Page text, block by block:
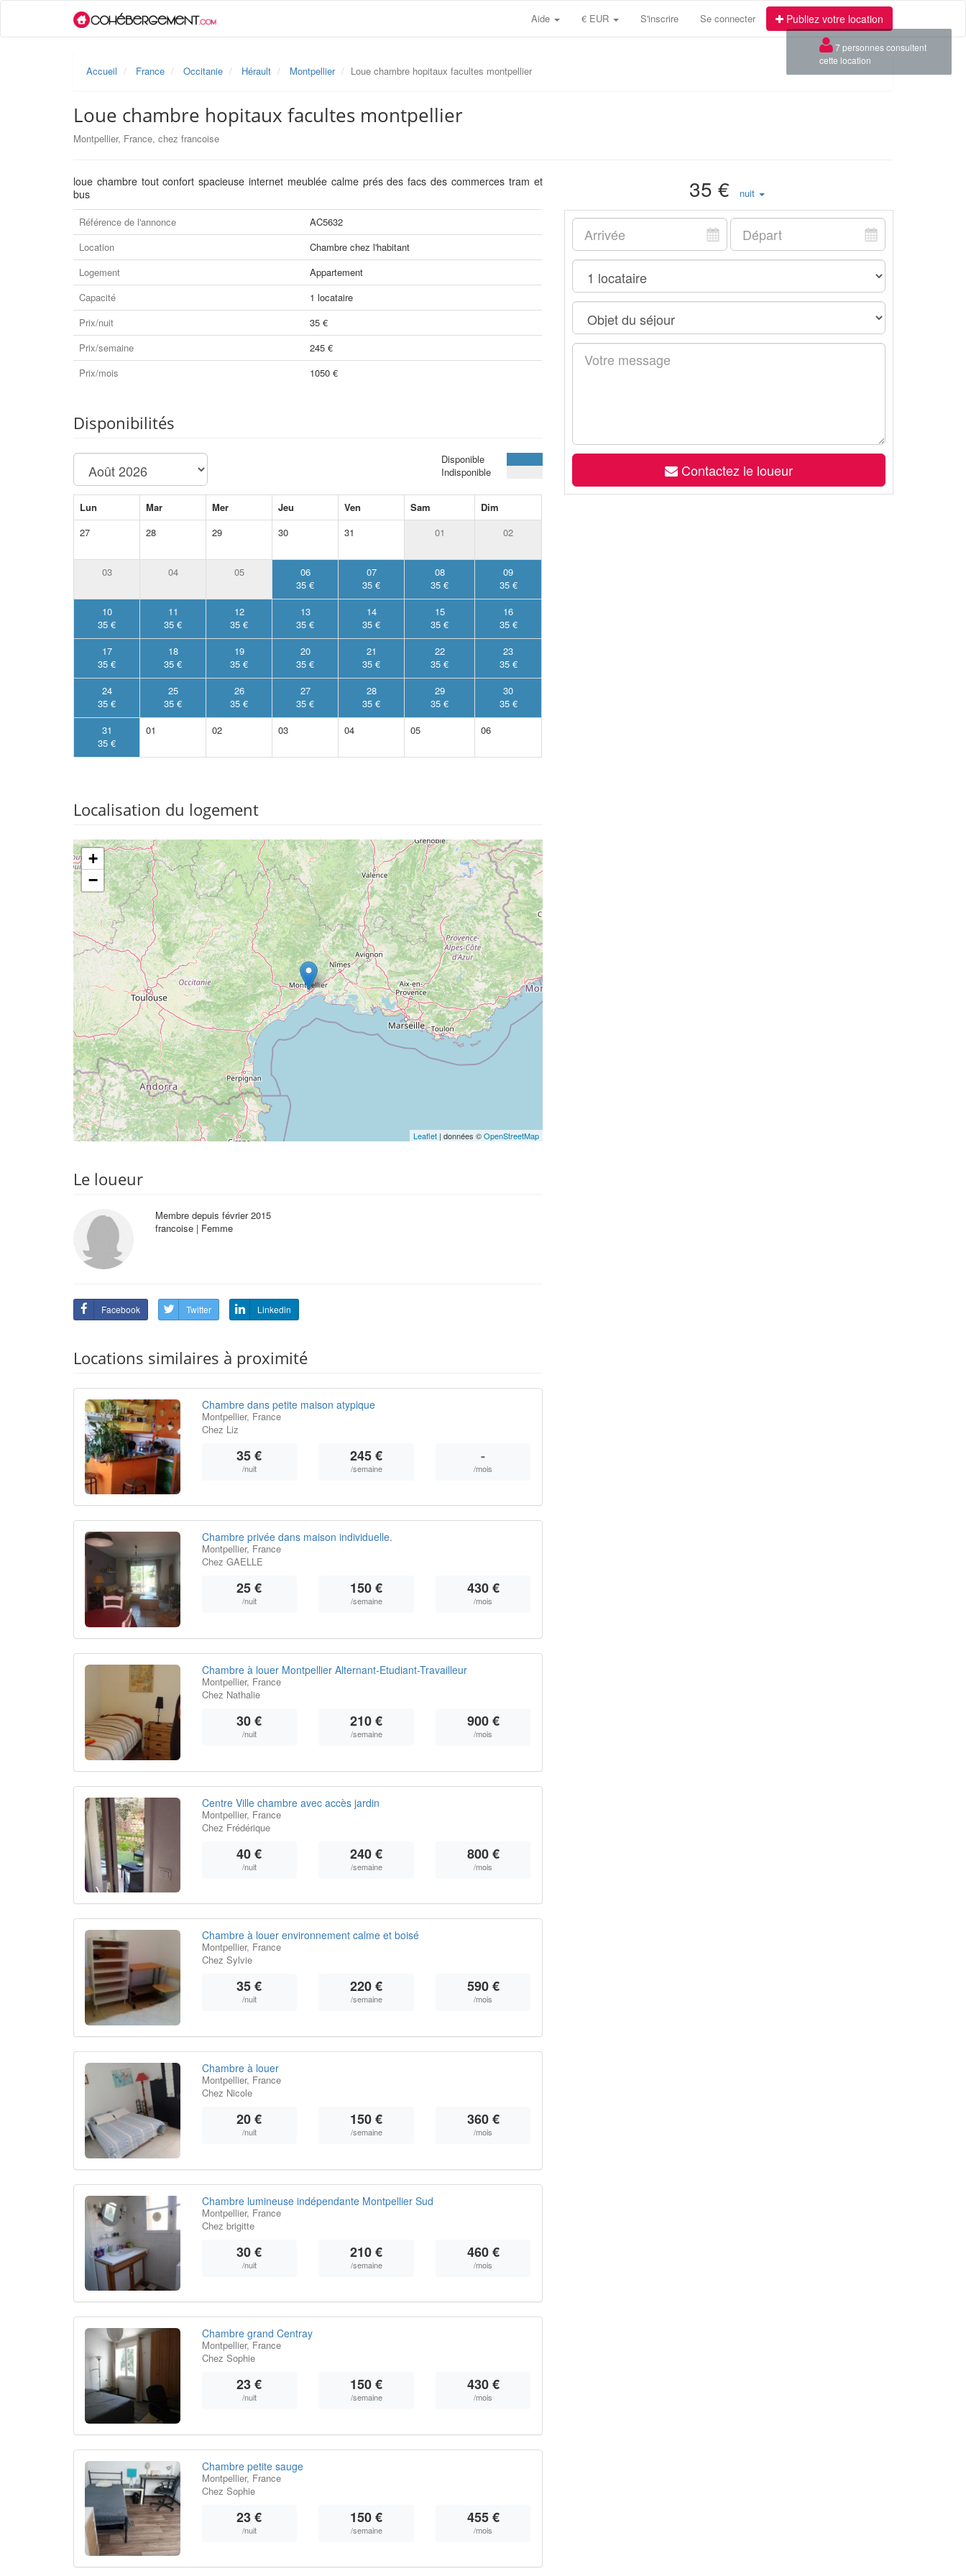
Aide € EUR S'inscrire Se connecter Publiez votre location
Accueil France Occitanie Hérault Montpellier Loue chambre hopitaux facultes montpellier
Loue chambre hopitaux facultes montpellier
Montpellier, France, chez francoise
35 € nuit
Contactez le loueur
loue chambre tout confort spacieuse internet meublée calme prés des facs des commerces tram et
bus
Référence de l'annonce
AC5632
Location
Chambre chez l'habitant
Logement
Appartement
Capacité
1 locataire
Prix/nuit
35 €
Prix/semaine
245 €
Prix/mois
1050 €
Disponibilités
Disponible
Indisponible
Lun Mar Mer Jeu Ven Sam
Dim
27
28 29 30 31 01 02
03 04 05
06
35 €
07
35 €
08
35 €
09
35 €
10
35 €
11
35 €
12
35 €
13
35 €
14
35 €
15
35 €
16
35 €
17
35 €
18
35 €
19
35 €
20
35 €
21
35 €
22
35 €
23
35 €
24
35 €
25
35 €
26
35 €
27
35 €
28
35 €
29
35 €
30
35 €
31
35 €
01 02 03 04 05 06
Localisation du logement
+
−
Leaflet| données ©OpenStreetMap
Le loueur
Membre depuis février 2015
francoise | Femme
Facebook Twitter Linkedin
Locations similaires à proximité
Chambre dans petite maison atypique
Montpellier, France
Chez Liz
35 €
/nuit
245 €
/semaine
-
/mois
Chambre privée dans maison individuelle.
Montpellier, France
Chez GAELLE
25 €
/nuit
150 €
/semaine
430 €
/mois
Chambre à louer Montpellier Alternant-Etudiant-Travailleur
Montpellier, France
Chez Nathalie
30 €
/nuit
210 €
/semaine
900 €
/mois
Centre Ville chambre avec accès jardin
Montpellier, France
Chez Frédérique
40 €
/nuit
240 €
/semaine
800 €
/mois
Chambre à louer environnement calme et boisé
Montpellier, France
Chez Sylvie
35 €
/nuit
220 €
/semaine
590 €
/mois
Chambre à louer
Montpellier, France
Chez Nicole
20 €
/nuit
150 €
/semaine
360 €
/mois
Chambre lumineuse indépendante Montpellier Sud
Montpellier, France
Chez brigitte
30 €
/nuit
210 €
/semaine
460 €
/mois
Chambre grand Centray
Montpellier, France
Chez Sophie
23 €
/nuit
150 €
/semaine
430 €
/mois
Chambre petite sauge
Montpellier, France
Chez Sophie
23 €
/nuit
150 €
/semaine
455 €
/mois
×
7 personnes consultent
cette location